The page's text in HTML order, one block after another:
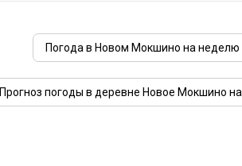
Погода в Новом Мокшино на неделю
Прогноз погоды в деревне Новое Мокшино